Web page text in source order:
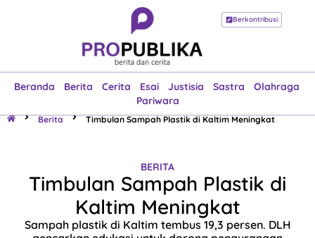
Berkontribusi
Beranda Berita Cerita Esai Justisia Sastra
Olahraga
Pariwara
Beranda
Esai
Justisia
Sastra
Olahraga
Pariwara
Berita Timbulan Sampah Plastik di Kaltim Meningkat
BERITA
Timbulan Sampah Plastik di
Kaltim Meningkat
Sampah plastik di Kaltim tembus 19,3 persen. DLH